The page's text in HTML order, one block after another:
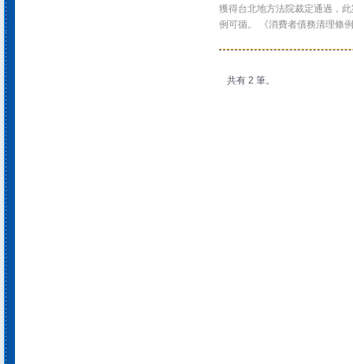
獲得台北地方法院裁定通過，
例可循。 《消費者債務清理條
共有 2 筆。